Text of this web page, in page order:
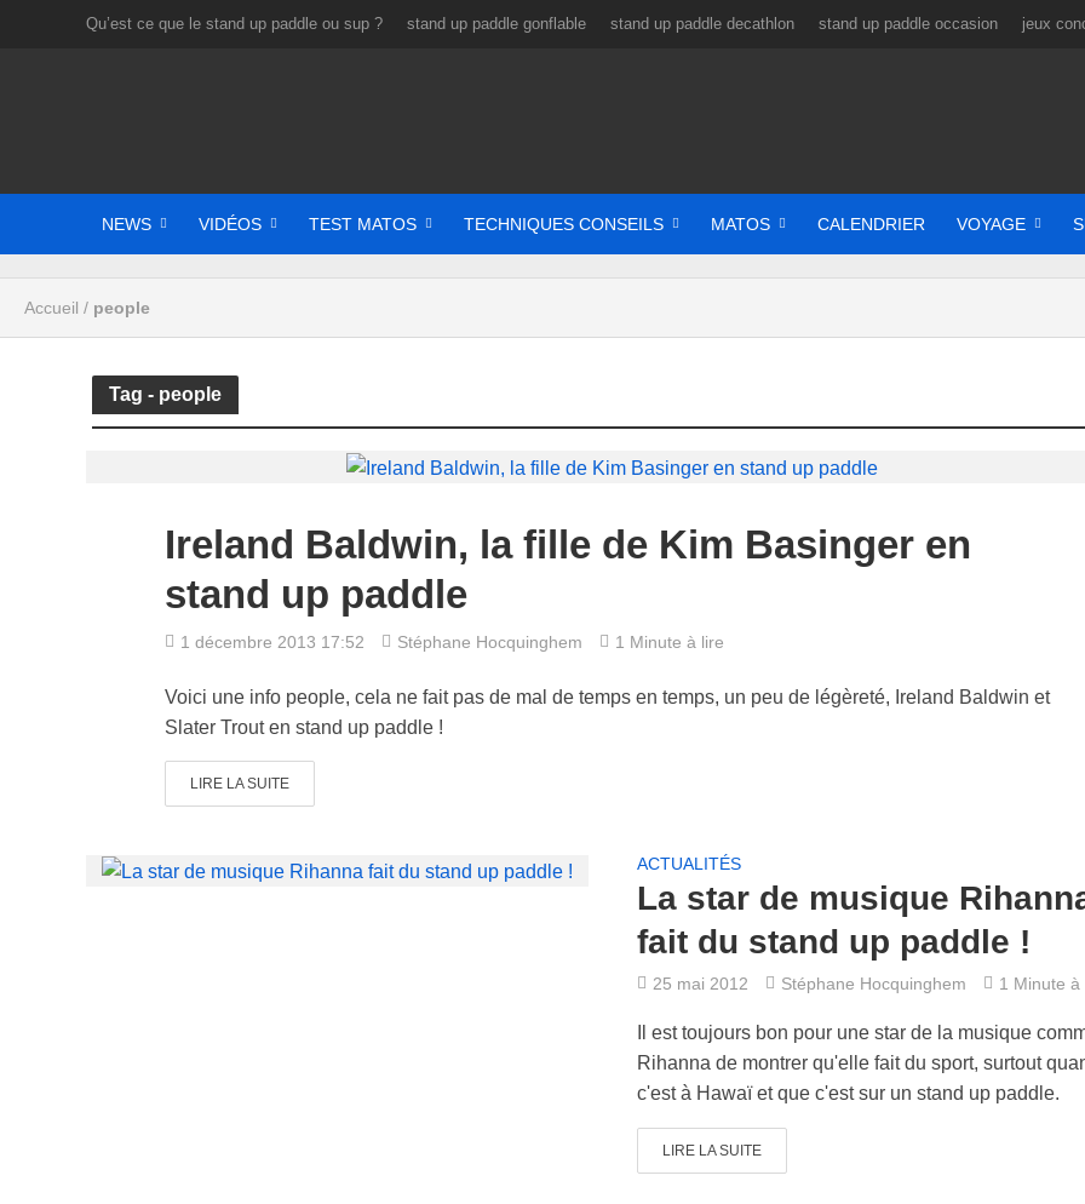
Qu’est ce que le stand up paddle ou sup ? stand up paddle gonflable stand up paddle decathlon stand up paddle occasion jeux
NEWS VIDÉOS TEST MATOS TECHNIQUES CONSEILS MATOS CALENDRIER VOYAGE
Accueil / people
Tag - people
Ireland Baldwin, la fille de Kim Basinger en
stand up paddle
1 décembre 2013 17:52 Stéphane Hocquinghem 1 Minute à lire
Voici une info people, cela ne fait pas de mal de temps en temps, un peu de légèreté, Ireland Baldwin et
Slater Trout en stand up paddle !
LIRE LA SUITE
ACTUALITÉS
La star de musique
fait du stand up paddle !
25 mai 2012 Stéphane Hocquinghem 1 Minute à
Il est toujours bon pour une star de la musique
Rihanna de montrer qu'elle fait du sport, surtout
c'est à Hawaï et que c'est sur un stand up paddle.
LIRE LA SUITE